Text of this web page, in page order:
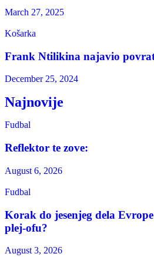
March 27, 2025
Košarka
Frank Ntilikina najavio
December 25, 2024
Najnovije
Fudbal
Reflektor te zove:
August 6, 2026
Fudbal
Korak do jesenjeg dela
plej-ofu?
August 3, 2026